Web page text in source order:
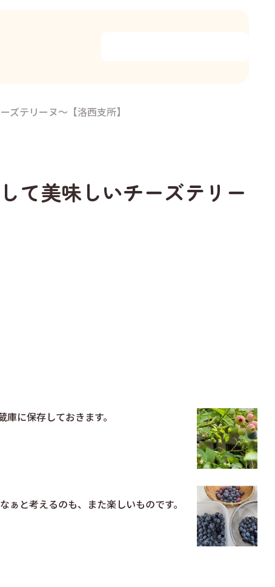
テリーヌ～【洛西支所】
て美味しいチーズテリー
に保存しておきます。
と考えるのも、また楽しいものです。